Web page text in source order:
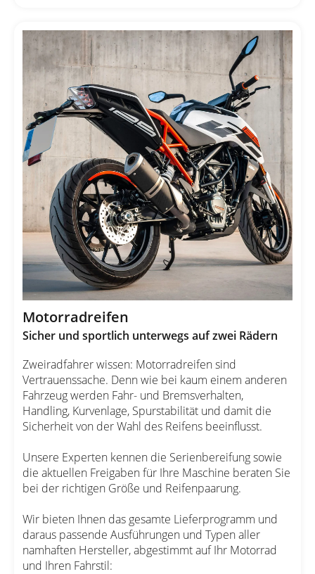
Motorradreifen
Sicher und sportlich unterwegs auf zwei Rädern
Zweiradfahrer wissen: Motorradreifen sind
Vertrauenssache. Denn wie bei kaum einem anderen
Fahrzeug werden Fahr- und Bremsverhalten,
Handling, Kurvenlage, Spurstabilität und damit die
Sicherheit von der Wahl des Reifens beeinflusst.
Unsere Experten kennen die Serienbereifung sowie
die aktuellen Freigaben für Ihre Maschine beraten Sie
bei der richtigen Größe und Reifenpaarung.
Wir bieten Ihnen das gesamte Lieferprogramm und
daraus passende Ausführungen und Typen aller
namhaften Hersteller, abgestimmt auf Ihr Motorrad
und Ihren Fahrstil: